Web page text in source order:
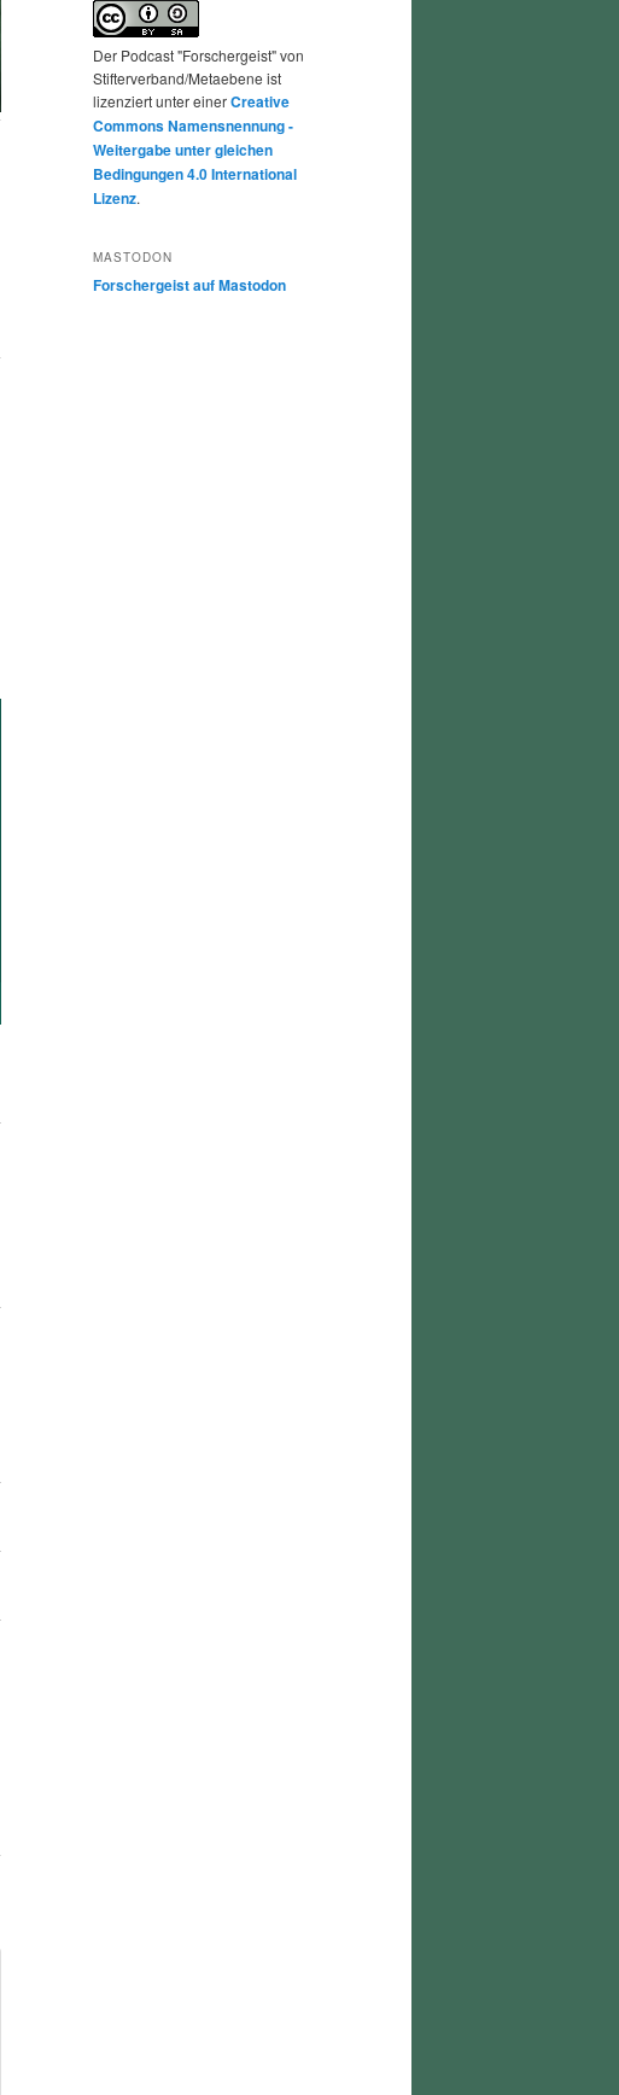
Der Podcast "Forschergeist" von
Stifterverband/Metaebene ist
lizenziert unter einerCreative
Commons Namensnennung -
Weitergabe unter gleichen
Bedingungen 4.0 International
Lizenz.
MASTODON
Forschergeist auf Mastodon